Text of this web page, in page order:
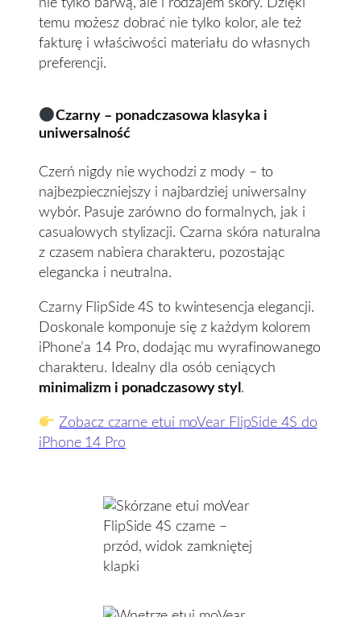
temu możesz dobrać nie tylko kolor, ale też
fakturę i właściwości materiału do własnych
preferencji.
Czarny – ponadczasowa klasyka i
uniwersalność
Czerń nigdy nie wychodzi z mody – to
najbezpieczniejszy i najbardziej uniwersalny
wybór. Pasuje zarówno do formalnych, jak i
casualowych stylizacji. Czarna skóra naturalna
z czasem nabiera charakteru, pozostając
elegancka i neutralna.
Czarny FlipSide 4S to kwintesencja elegancji.
Doskonale komponuje się z każdym kolorem
iPhone’a 14 Pro, dodając mu wyrafinowanego
charakteru. Idealny dla osób ceniących
minimalizm i ponadczasowy styl .
Zobacz czarne etui moVear FlipSide 4S do
iPhone 14 Pro